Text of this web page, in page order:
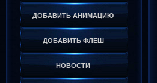
ДОБАВИТЬ АНИМАЦИЮ
ДОБАВИТЬ ФЛЕШ
НОВОСТИ